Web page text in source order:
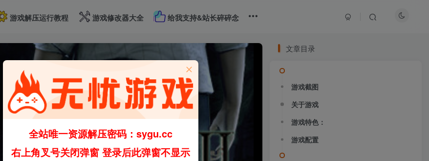
游戏解压运行教程 游戏修改器大全 给我支持&站长碎碎念
文章目录
游戏截图
关于游戏
游戏特色：
游戏配置
大部分游戏解压安装问题可通过网站首页运行教程排查解决
全站唯一资源解压密码：sygu.cc
右上角叉号关闭弹窗 登录后此弹窗不显示